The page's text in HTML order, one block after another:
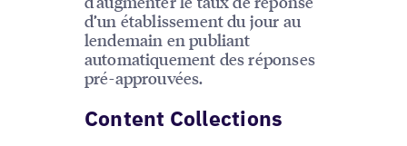
d’un établissement du jour au
lendemain en publiant
automatiquement des réponses
pré-approuvées.
Content Collections